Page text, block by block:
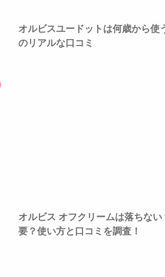
オルビスユードットは何歳から使
のリアルな口コミ
オルビス オフクリームは落ちな
要？使い方と口コミを調査！